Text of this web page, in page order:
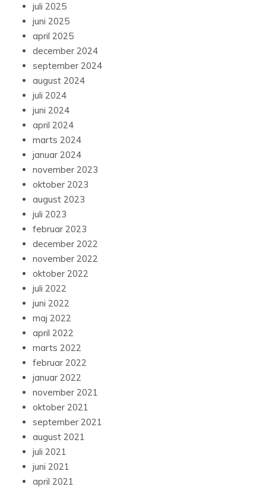
juli 2025
juni 2025
april 2025
december 2024
september 2024
august 2024
juli 2024
juni 2024
april 2024
marts 2024
januar 2024
november 2023
oktober 2023
august 2023
juli 2023
februar 2023
december 2022
november 2022
oktober 2022
juli 2022
juni 2022
maj 2022
april 2022
marts 2022
februar 2022
januar 2022
november 2021
oktober 2021
september 2021
august 2021
juli 2021
juni 2021
april 2021